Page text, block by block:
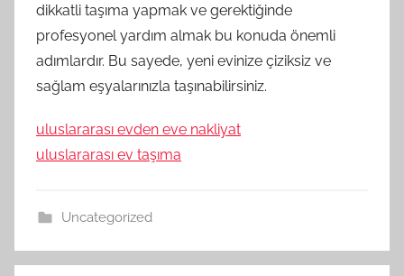
dikkatli taşıma yapmak ve gerektiğinde
profesyonel yardım almak bu konuda önemli
adımlardır. Bu sayede, yeni evinize çiziksiz ve
sağlam eşyalarınızla taşınabilirsiniz.
uluslararası evden eve nakliyat
uluslararası ev taşıma
Uncategorized